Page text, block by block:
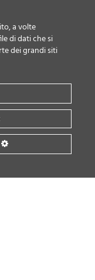
Italy
a volte
di dati che si
dei grandi siti